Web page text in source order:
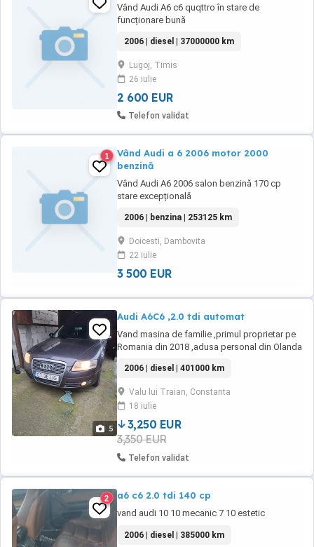
Vând Audi A6 c6 quqttro în stare de
funcționare bună
2006 | diesel | 37000000 km
Lugoj, Timis
26 iulie
2 600 EUR
Telefon validat
1
Vând Audi a 6 2006 motor 2000
benzină
Vând Audi A6 2006 salon benzină 170 cp
stare excepțională
2006 | benzina | 253125 km
Doicesti, Dambovita
22 iulie
3 500 EUR
5
Audi A6C6 ,2.0 tdi automat
Vand masina de familie ,primul proprietar pe
Romania din 2018 ,adusa personal din Olanda
si cutie efectuate la timp ,la fiecare
10000.Defecte , senzor de pe cutie defect (
masina schimba si merge impecapil )
.Vopsita integral in 2024 , cauciucuri iarna ...
2006 | diesel | 401000 km
Valu lui Traian, Constanta
18 iulie
3,250 EUR
3,350 EUR
Telefon validat
2 a6 c6 2.0 tdi 140 cp
vand audi 10 10 mecanic 7 10 estetic
2006 | diesel | 385000 km